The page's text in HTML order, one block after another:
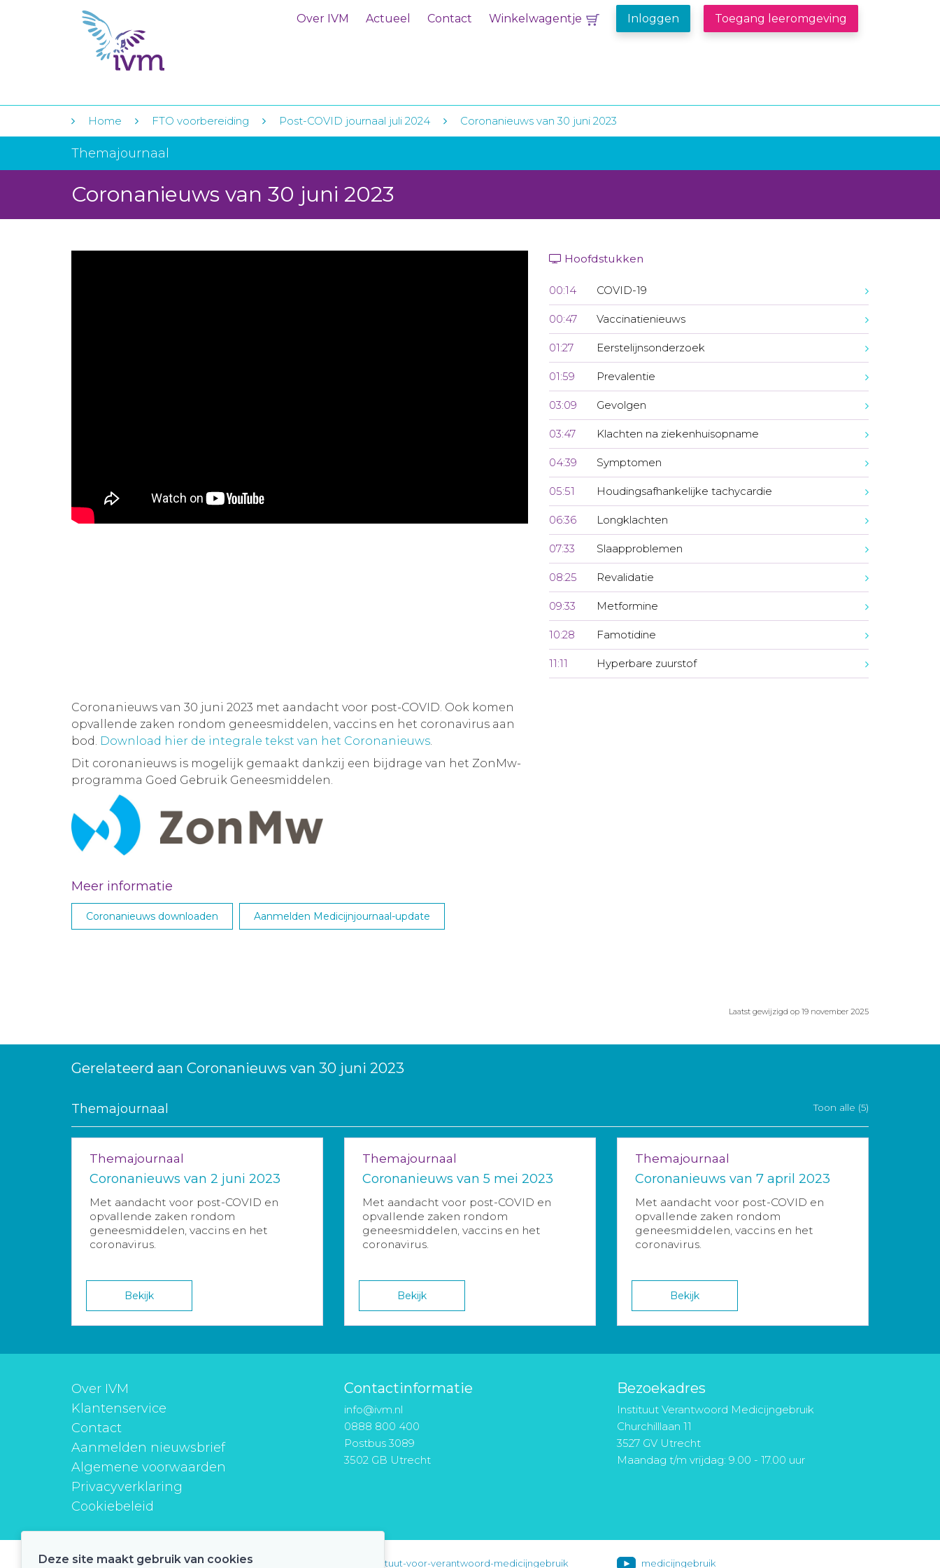
Over IVM Actueel Contact Winkelwagentje Inloggen Toegang leeromgeving
Home FTO voorbereiding Post-COVID journaal juli 2024 Coronanieuws van 30 juni 2023
Themajournaal
Coronanieuws van 30 juni 2023
Hoofdstukken
00:14 COVID-19
00:47 Vaccinatienieuws
01:27 Eerstelijnsonderzoek
01:59 Prevalentie
03:09 Gevolgen
03:47 Klachten na ziekenhuisopname
04:39 Symptomen
05:51 Houdingsafhankelijke tachycardie
06:36 Longklachten
07:33 Slaapproblemen
08:25 Revalidatie
09:33 Metformine
10:28 Famotidine
11:11 Hyperbare zuurstof
Coronanieuws van 30 juni 2023 met aandacht voor post-COVID. Ook komen
opvallende zaken rondom geneesmiddelen, vaccins en het coronavirus aan
bod. Download hier de integrale tekst van het Coronanieuws.
Dit coronanieuws is mogelijk gemaakt dankzij een bijdrage van het ZonMw-
programma Goed Gebruik Geneesmiddelen.
Meer informatie
Coronanieuws downloaden Aanmelden Medicijnjournaal-update
Laatst gewijzigd op 19 november 2025
Gerelateerd aan Coronanieuws van 30 juni 2023
Themajournaal Toon alle (5)
Themajournaal
Coronanieuws van 2 juni 2023
Met aandacht voor post-COVID en
opvallende zaken rondom
geneesmiddelen, vaccins en het
coronavirus.
Bekijk
Themajournaal
Coronanieuws van 5 mei 2023
Met aandacht voor post-COVID en
opvallende zaken rondom
geneesmiddelen, vaccins en het
coronavirus.
Bekijk
Themajournaal
Coronanieuws van 7 april 2023
Met aandacht voor post-COVID en
opvallende zaken rondom
geneesmiddelen, vaccins en het
coronavirus.
Bekijk
Over IVM
Klantenservice
Contact
Aanmelden nieuwsbrief
Algemene voorwaarden
Privacyverklaring
Cookiebeleid
Contactinformatie
info@ivm.nl
0888 800 400
Postbus 3089
3502 GB Utrecht
Bezoekadres
Instituut Verantwoord Medicijngebruik
Churchilllaan 11
3527 GV Utrecht
Maandag t/m vrijdag: 9.00 - 17.00 uur
instituutverantwoordmedicijngebruik instituut-voor-verantwoord-medicijngebruik medicijngebruik
Deze site maakt gebruik van cookies